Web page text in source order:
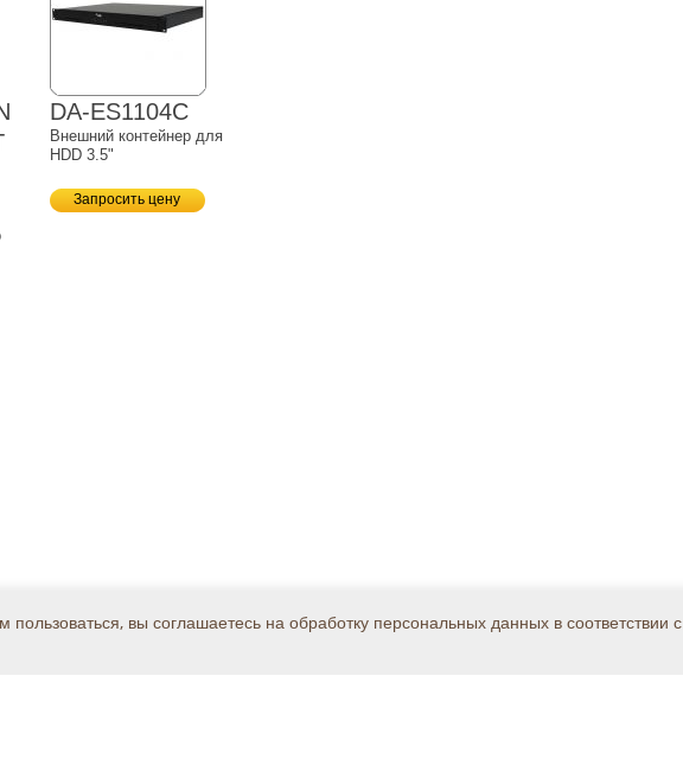
DA-ES1104C
Внешний контейнер для
HDD 3.5"
Запросить цену
вы соглашаетесь на обработку персональных данных в соответствии с